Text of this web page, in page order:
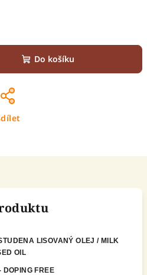
Do košíku
LISOVANÝ OLEJ / MILK
OIL
DOPING FREE